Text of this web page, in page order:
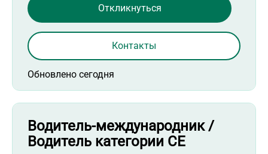
Обновлено сегодня
Откликнуться
Контакты
Водитель-международник /
Водитель категории СЕ